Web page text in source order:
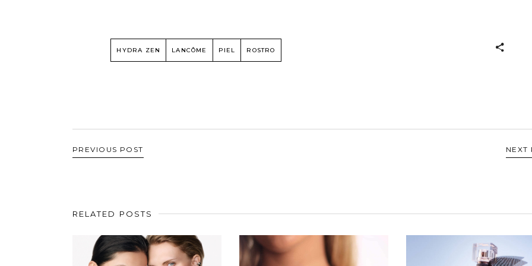
HYDRA ZEN LANCÔME PIEL ROSTRO
PREVIOUS POST NEXT
RELATED POSTS